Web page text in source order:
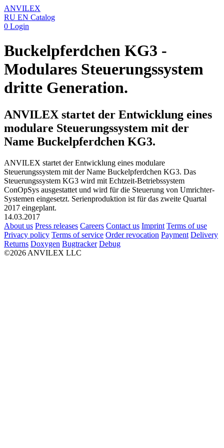
ANVILEX
RU EN Catalog
0 Login
Buckelpferdchen KG3 -
Modulares Steuerungssystem
dritte Generation.
ANVILEX startet der Entwicklung eines
modulare Steuerungssystem mit der
Name Buckelpferdchen KG3.
ANVILEX startet der Entwicklung eines modulare
Steuerungssystem mit der Name Buckelpferdchen KG3. Das
Steuerungssystem KG3 wird mit Echtzeit-Betriebssystem
ConOpSys ausgestattet und wird für die Steuerung von Umrichter-
Systemen eingesetzt. Serienproduktion ist für das zweite Quartal
2017 eingeplant.
14.03.2017
About us Press releases Careers Contact us Imprint Terms of use
Privacy policy Terms of service Order revocation Payment Delivery
Returns Doxygen Bugtracker Debug
©2026 ANVILEX LLC